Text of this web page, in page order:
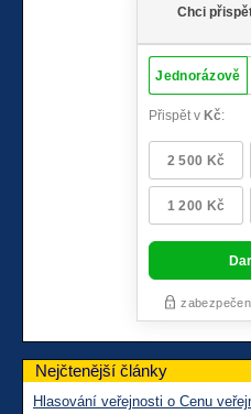
Nejčtenější články
Hlasování veřejnosti o Cenu